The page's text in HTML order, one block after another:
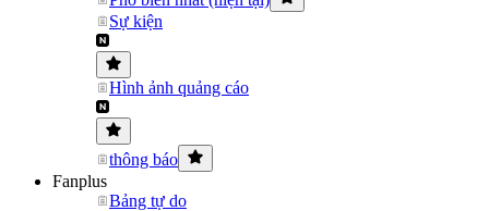
Sự kiện
Hình ảnh quảng cáo
thông báo
Fanplus
Bảng tự do